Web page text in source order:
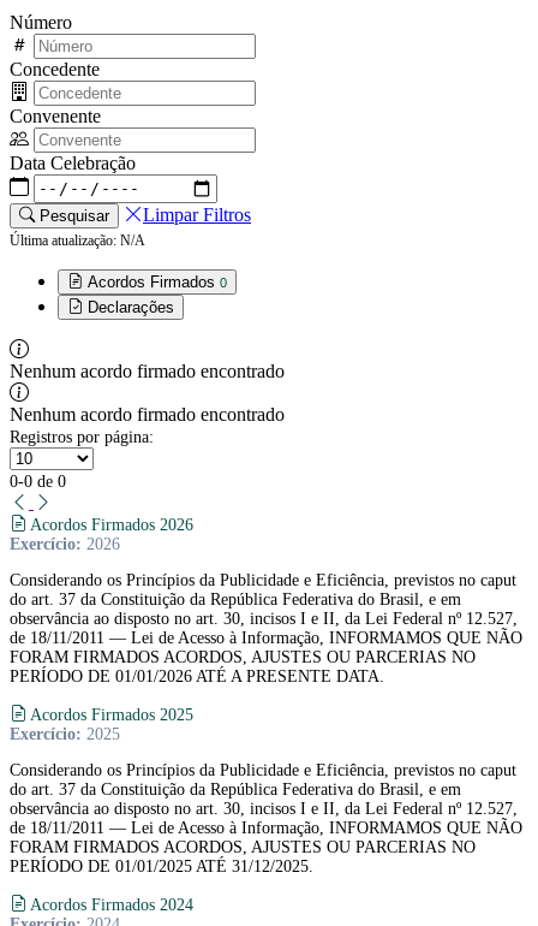
Número
Concedente
Convenente
Data Celebração
Pesquisar Limpar Filtros
Última atualização: N/A
Acordos Firmados 0
Declarações
Nenhum acordo firmado encontrado
Nenhum acordo firmado encontrado
Registros por página:
0-0 de 0
Acordos Firmados 2026
Exercício: 2026
Considerando os Princípios da Publicidade e Eficiência, previstos no caput
do art. 37 da Constituição da República Federativa do Brasil, e em
observância ao disposto no art. 30, incisos I e II, da Lei Federal nº 12.527,
de 18/11/2011 — Lei de Acesso à Informação, INFORMAMOS QUE NÃO
FORAM FIRMADOS ACORDOS, AJUSTES OU PARCERIAS NO
PERÍODO DE 01/01/2026 ATÉ A PRESENTE DATA.
Acordos Firmados 2025
Exercício: 2025
Considerando os Princípios da Publicidade e Eficiência, previstos no caput
do art. 37 da Constituição da República Federativa do Brasil, e em
observância ao disposto no art. 30, incisos I e II, da Lei Federal nº 12.527,
de 18/11/2011 — Lei de Acesso à Informação, INFORMAMOS QUE NÃO
FORAM FIRMADOS ACORDOS, AJUSTES OU PARCERIAS NO
PERÍODO DE 01/01/2025 ATÉ 31/12/2025.
Acordos Firmados 2024